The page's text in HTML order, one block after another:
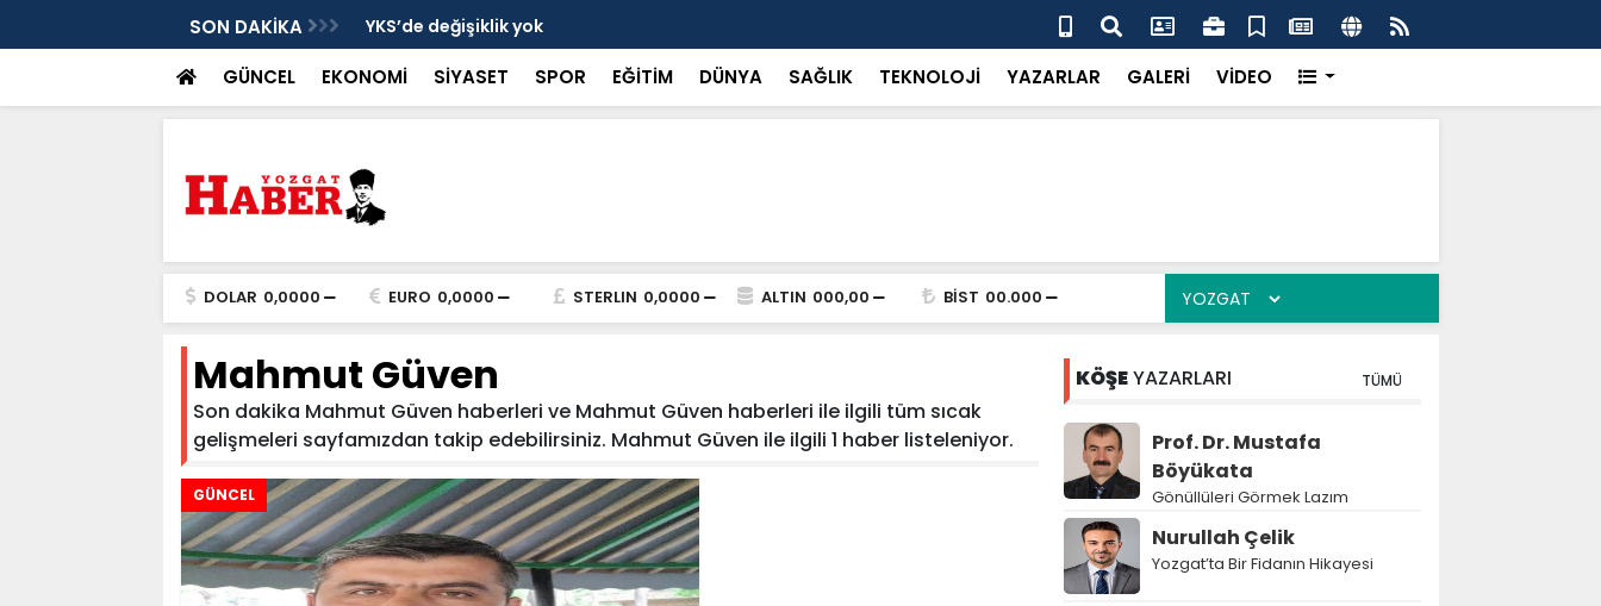
SON DAKİKA YKS’de değişiklik yok “Küçük bir dikkatsizlik büyük felakete dönüşebilir”
GÜNCEL EKONOMİ SİYASET SPOR EĞİTİM DÜNYA SAĞLIK TEKNOLOJİ YAZARLAR GALERİ VİDEO
DOLAR 0,0000 EURO 0,0000 STERLIN 0,0000 ALTIN 000,00 BİST 00.000
Mahmut Güven
Son dakika Mahmut Güven haberleri ve Mahmut Güven haberleri ile ilgili tüm sıcak
gelişmeleri sayfamızdan takip edebilirsiniz. Mahmut Güven ile ilgili 1 haber listeleniyor.
GÜNCEL
KÖŞEYAZARLARI TÜMÜ
Prof. Dr. Mustafa
Böyükata
Gönüllüleri Görmek Lazım
Nurullah Çelik
Yozgat’ta Bir Fidanın Hikayesi